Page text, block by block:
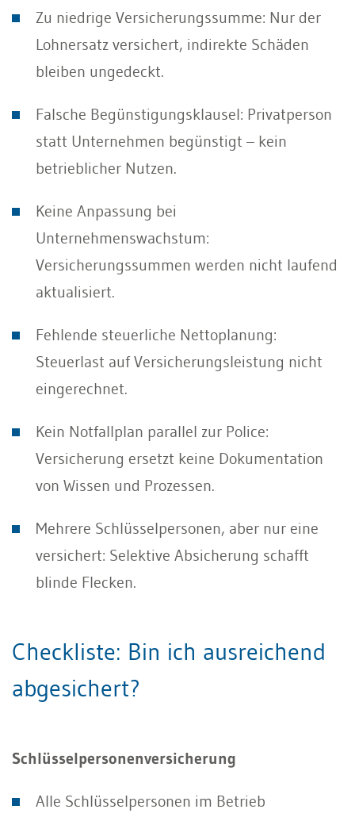
Zu niedrige Versicherungssumme: Nur der
Lohnersatz versichert, indirekte Schäden
bleiben ungedeckt.
Falsche Begünstigungsklausel: Privatperson
statt Unternehmen begünstigt – kein
betrieblicher Nutzen.
Keine Anpassung bei
Unternehmenswachstum:
Versicherungssummen werden nicht laufend
aktualisiert.
Fehlende steuerliche Nettoplanung:
Steuerlast auf Versicherungsleistung nicht
eingerechnet.
Kein Notfallplan parallel zur Police:
Versicherung ersetzt keine Dokumentation
von Wissen und Prozessen.
Mehrere Schlüsselpersonen, aber nur eine
versichert: Selektive Absicherung schafft
blinde Flecken.
Checkliste: Bin ich ausreichend
abgesichert?
Schlüsselpersonenversicherung
Alle Schlüsselpersonen im Betrieb